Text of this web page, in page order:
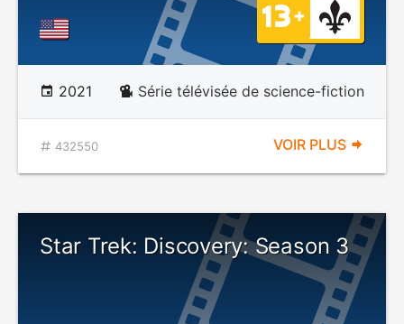
2021 Série télévisée de science-fiction
432550 VOIR PLUS
Star Trek: Discovery: Season 3